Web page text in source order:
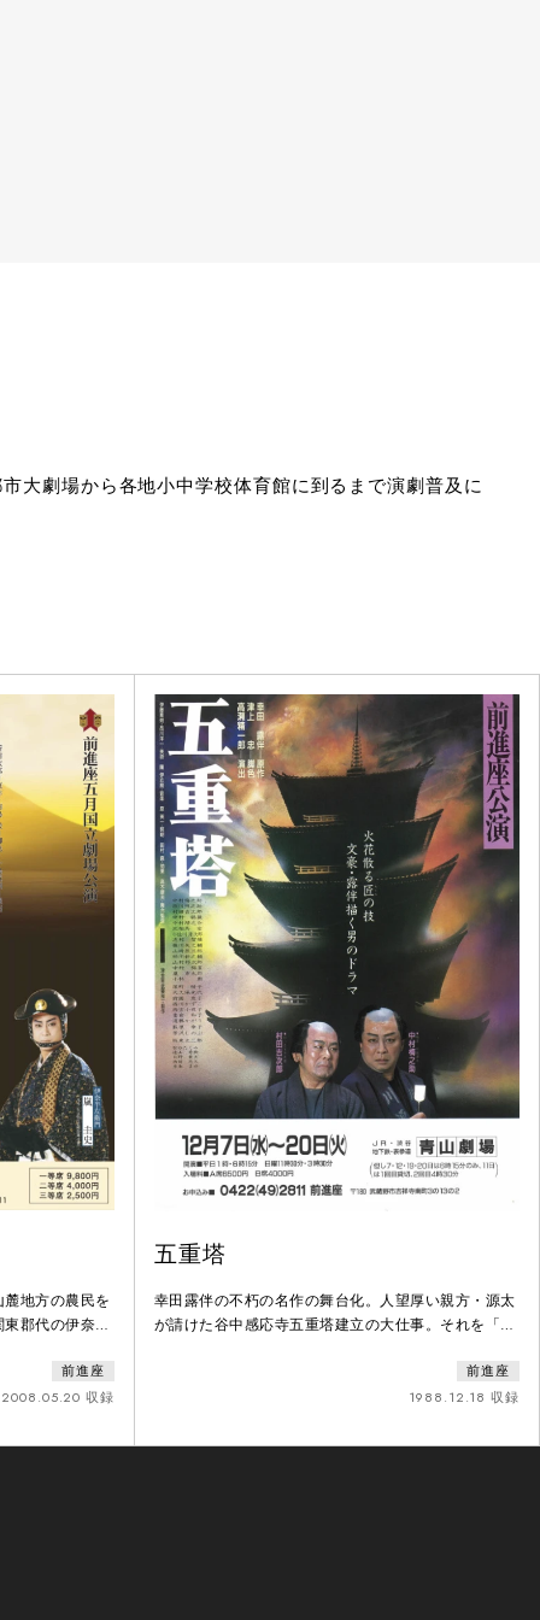
大劇場から各地小中学校体育館に到るまで演劇普及に
地方の農民を
郡代の伊奈半
と、富士噴火
、壮大な歴史
前進座
2008.05.20 収録
五重塔
幸田露伴の不朽の名作の舞台化。人望厚い親方・源太
が請けた谷中感応寺五重塔建立の大仕事。それを「の
任せてほしいと、勝手に五重塔の模型まで作り、感応
寺の上人にまで直談判。上人は、十兵衛にも機会を与
るかは二人で話し合うよう勧めます。源太親方と十兵
前進座
1988.12.18 収録